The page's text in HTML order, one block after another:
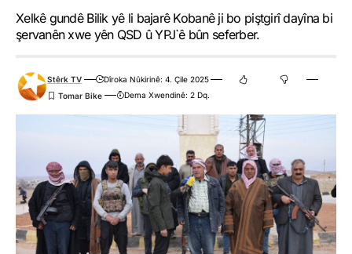
Xelkê gundê Bilik yê li bajarê Kobanê ji bo piştgirî dayîna bi
şervanên xwe yên QSD û YPJ`ê bûn seferber.
Stêrk TV
Dîroka Nûkirinê: 4. Çile 2025
Dema Xwendinê: 2 Dq.